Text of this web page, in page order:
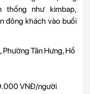
thống như kimbap,
đông khách vào buổi
Tân Hưng, Hồ
VNĐ/người